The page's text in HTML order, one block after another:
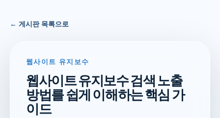
← 게시판 목록으로
웹사이트 유지보수
웹사이트 유지보수 검색 노출
방법를 쉽게 이해하는 핵심 가
이드